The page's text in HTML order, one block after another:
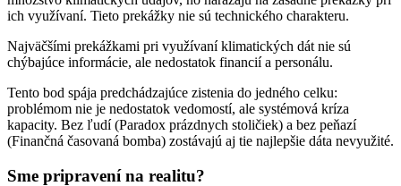
ich využívaní. Tieto prekážky nie sú technického charakteru.
Najväčšími prekážkami pri využívaní klimatických dát nie sú
chýbajúce informácie, ale nedostatok financií a personálu.
Tento bod spája predchádzajúce zistenia do jedného celku:
problémom nie je nedostatok vedomostí, ale systémová kríza
kapacity. Bez ľudí (Paradox prázdnych stoličiek) a bez peňazí
(Finančná časovaná bomba) zostávajú aj tie najlepšie dáta nevyužité.
Sme pripravení na realitu?